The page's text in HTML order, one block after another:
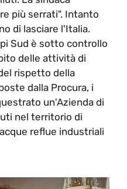
più serrati". Intanto
di lasciare l'Italia.
Sud è sotto controllo
delle attività di
rispetto della
dalla Procura, i
un'Azienda di
nel territorio di
reflue industriali